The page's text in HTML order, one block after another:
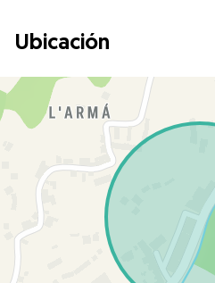
Ubicación